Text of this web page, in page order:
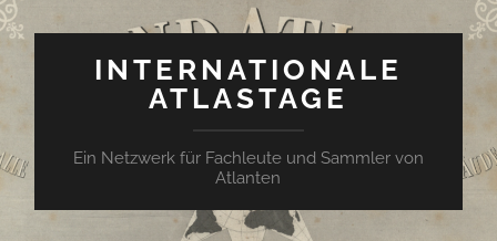
INTERNATIONALE
ATLASTAGE
Ein Netzwerk für Fachleute und Sammler von
Atlanten